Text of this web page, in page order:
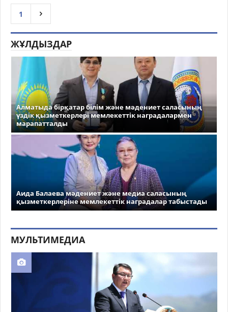
1
ЖҰЛДЫЗДАР
Алматыда бірқатар білім және мәдениет саласының
үздік қызметкерлері мемлекеттік наградалармен
марапатталды
Аида Балаева мәдениет және медиа саласының
қызметкерлеріне мемлекеттік наградалар табыстады
МУЛЬТИМЕДИА